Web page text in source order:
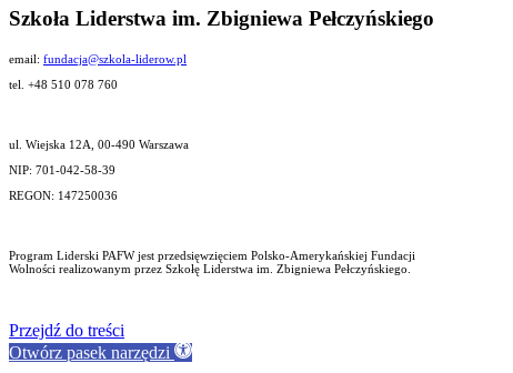
Szkoła Liderstwa im. Zbigniewa Pełczyńskiego
email: fundacja@szkola-liderow.pl
tel. +48 510 078 760
ul. Wiejska 12A, 00-490 Warszawa
NIP: 701-042-58-39
REGON: 147250036
Program Liderski PAFW jest przedsięwzięciem Polsko-Amerykańskiej Fundacji
Wolności realizowanym przez Szkołę Liderstwa im. Zbigniewa Pełczyńskiego.
Przejdź do treści
Otwórz pasek narzędzi